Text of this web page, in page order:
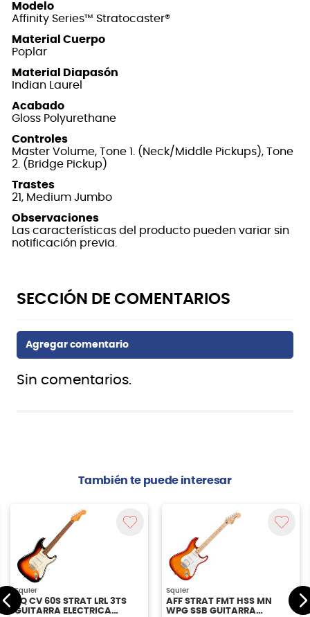
Modelo
Affinity Series™ Stratocaster®
Material Cuerpo
Poplar
Material Diapasón
Indian Laurel
Acabado
Gloss Polyurethane
Controles
Master Volume, Tone 1. (Neck/Middle Pickups), Tone
2. (Bridge Pickup)
Trastes
21, Medium Jumbo
Observaciones
Las características del producto pueden variar sin
notificación previa.
Sin comentarios.
También te puede interesar
Squier
SQ CV 60S STRAT LRL 3TS
GUITARRA ELECTRICA
Squier
AFF STRAT FMT HSS MN
WPG SSB GUITARRA